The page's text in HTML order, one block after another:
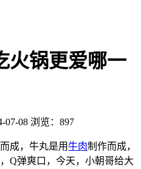
火锅更爱哪一
07-08 浏览：897
成，牛丸是用牛肉制作而成，
Q弹爽口，今天，小朝哥给大